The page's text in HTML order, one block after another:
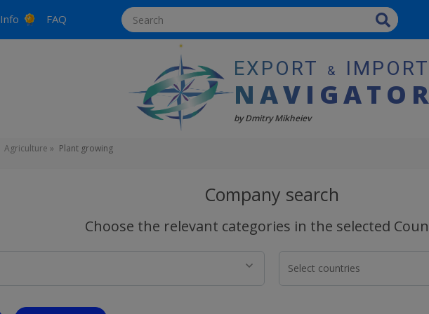
Info FAQ
EXPORT & IMPORT
NAVIGATOR
by Dmitry Mikheiev
Agriculture Plant growing
Company search
Choose the relevant categories in the selected